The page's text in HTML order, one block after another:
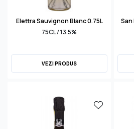
Elettra Sauvignon Blanc 0.75L
75CL / 13.5%
VEZI PRODUS